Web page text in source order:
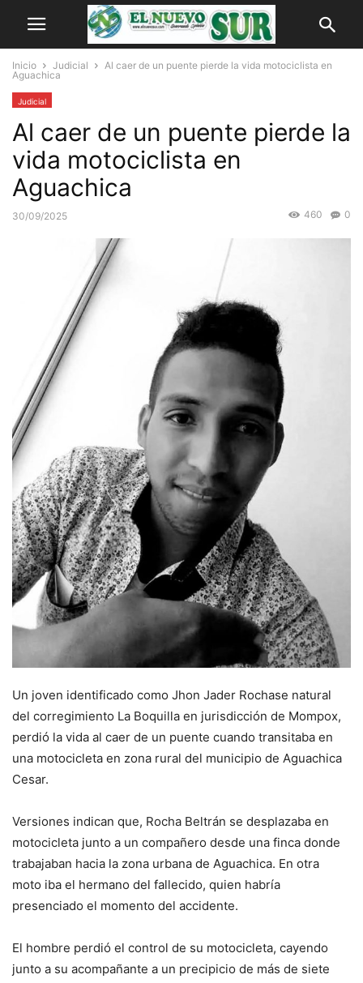
Inicio Judicial
Al caer de un puente pierde la vida motociclista en
Aguachica
Judicial
Al caer de un puente pierde la
vida motociclista en
Aguachica
30/09/2025 0
460
Un joven identificado como Jhon Jader Rochase natural
del corregimiento La Boquilla en jurisdicción de Mompox,
perdió la vida al caer de un puente cuando transitaba en
una motocicleta en zona rural del municipio de Aguachica
Cesar.
Versiones indican que, Rocha Beltrán se desplazaba en
motocicleta junto a un compañero desde una finca donde
trabajaban hacia la zona urbana de Aguachica. En otra
moto iba el hermano del fallecido, quien habría
presenciado el momento del accidente.
El hombre perdió el control de su motocicleta, cayendo
junto a su acompañante a un precipicio de más de siete